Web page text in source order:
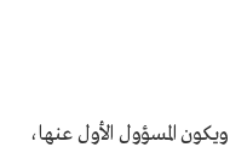
المسؤول الأول عنها،